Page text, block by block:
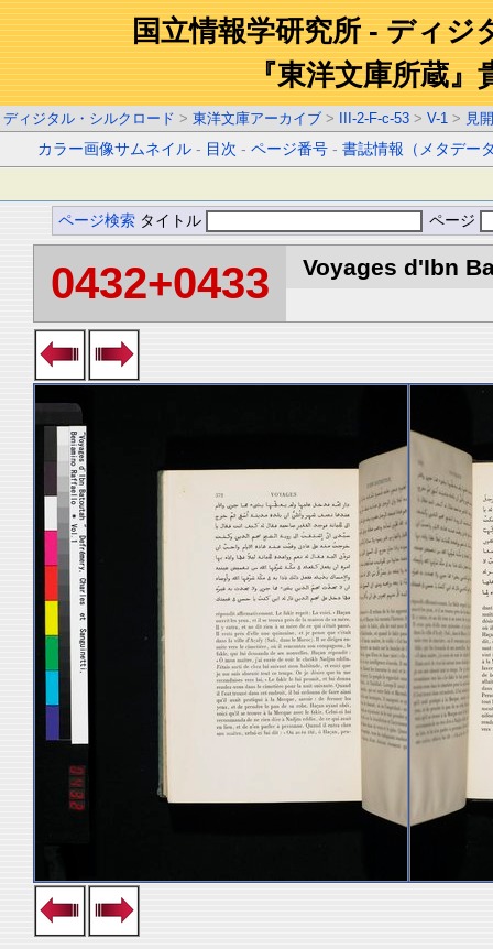
国立情報学研究所 - ディジ
『東洋文庫所蔵』
ディジタル・シルクロード > 東洋文庫アーカイブ > III-2-F-c-53 > V-1 > 見
カラー画像サムネイル - 目次 -ページ番号 -書誌情報（メタデー
ページ検索 タイトル ページ
0432+0433 Voyages d'Ibn